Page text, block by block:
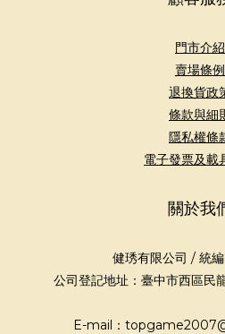
門市介紹
賣場條例
退換貨政
條款與細
隱私權條
電子發票及載
關於我
健琇有限公司 / 統
公司登記地址：臺中市西區民
E-mail：